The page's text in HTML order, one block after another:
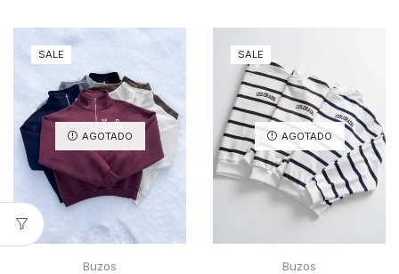
SALE
AGOTADO
Buzos
SALE
AGOTADO
Buzos